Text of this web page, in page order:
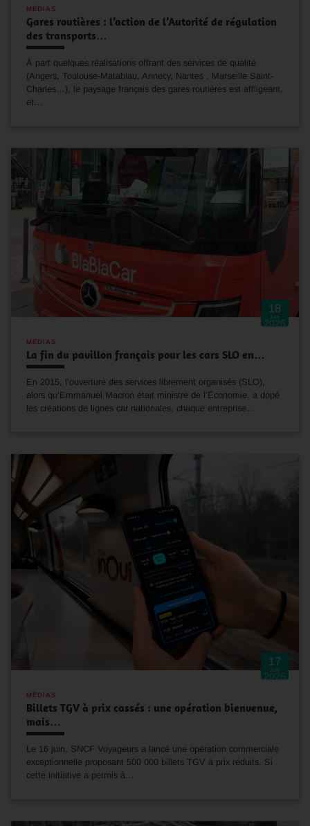
MÉDIAS
Gares routières : l’action de l’Autorité de régulation
des transports…
À part quelques réalisations offrant des services de qualité
(Angers, Toulouse-Matabiau, Annecy, Nantes , Marseille Saint-
Charles…), le paysage français des gares routières est affligeant,
et…
18
Juin
2026
MÉDIAS
La fin du pavillon français pour les cars SLO en…
En 2015, l’ouverture des services librement organisés (SLO),
alors qu’Emmanuel Macron était ministre de l’Économie, a dopé
les créations de lignes car nationales, chaque entreprise…
17
Juin
2026
MÉDIAS
Billets TGV à prix cassés : une opération bienvenue,
mais…
Le 16 juin, SNCF Voyageurs a lancé une opération commerciale
exceptionnelle proposant 500 000 billets TGV à prix réduits. Si
cette initiative a permis à…